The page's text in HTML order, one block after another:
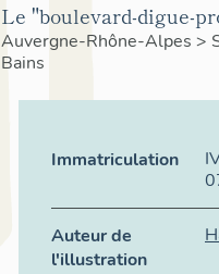
Le "boulevard-digue-
Auvergne-Rhône-Alpes >
Bains
Immatriculation
Auteur de
l'illustration